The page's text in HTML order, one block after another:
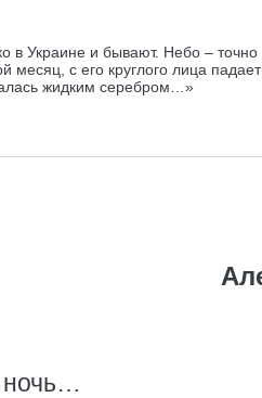
в Украине и бывают. Небо –
месяц, с его круглого лица
жидким серебром…»